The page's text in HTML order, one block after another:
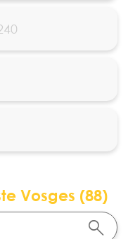
Vosges (88)